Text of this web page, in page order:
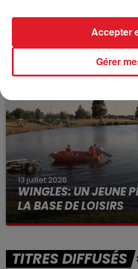
BÉTHUNE: ENQUÊTE
VOLONTAIRE EN
Selon les premiers
13 juillet 2026
WINGLES: UN JEUNE
LA BASE DE LOISIRS
La victime a coulé à pic
TITRES DIFFUSÉS
Gérer
Accepter